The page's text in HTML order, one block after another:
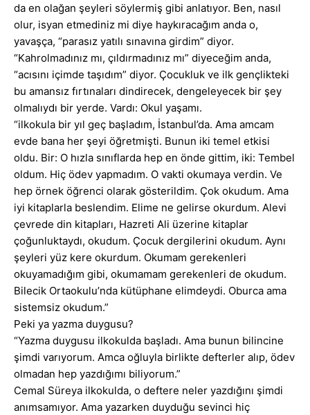
da en olağan şeyleri söylermiş gibi anlatıyor. Ben, nasıl
olur, isyan etmediniz mi diye haykıracağım anda o,
yavaşça, “parasız yatılı sınavına girdim” diyor.
“Kahrolmadınız mı, çıldırmadınız mı” diyeceğim anda,
“acısını içimde taşıdım” diyor. Çocukluk ve ilk gençlikteki
bu amansız fırtınaları dindirecek, dengeleyecek bir şey
olmalıydı bir yerde. Vardı: Okul yaşamı.
“ilkokula bir yıl geç başladım, İstanbul’da. Ama amcam
evde bana her şeyi öğretmişti. Bunun iki temel etkisi
oldu. Bir: O hızla sınıflarda hep en önde gittim, iki: Tembel
oldum. Hiç ödev yapmadım. O vakti okumaya verdin. Ve
hep örnek öğrenci olarak gösterildim. Çok okudum. Ama
iyi kitaplarla beslendim. Elime ne gelirse okurdum. Alevi
çevrede din kitapları, Hazreti Ali üzerine kitaplar
çoğunluktaydı, okudum. Çocuk dergilerini okudum. Aynı
şeyleri yüz kere okurdum. Okumam gerekenleri
okuyamadığım gibi, okumamam gerekenleri de okudum.
Bilecik Ortaokulu’nda kütüphane elimdeydi. Oburca ama
sistemsiz okudum.”
Peki ya yazma duygusu?
“Yazma duygusu ilkokulda başladı. Ama bunun bilincine
şimdi varıyorum. Amca oğluyla birlikte defterler alıp, ödev
olmadan hep yazdığımı biliyorum.”
Cemal Süreya ilkokulda, o deftere neler yazdığını şimdi
anımsamıyor. Ama yazarken duyduğu sevinci hiç